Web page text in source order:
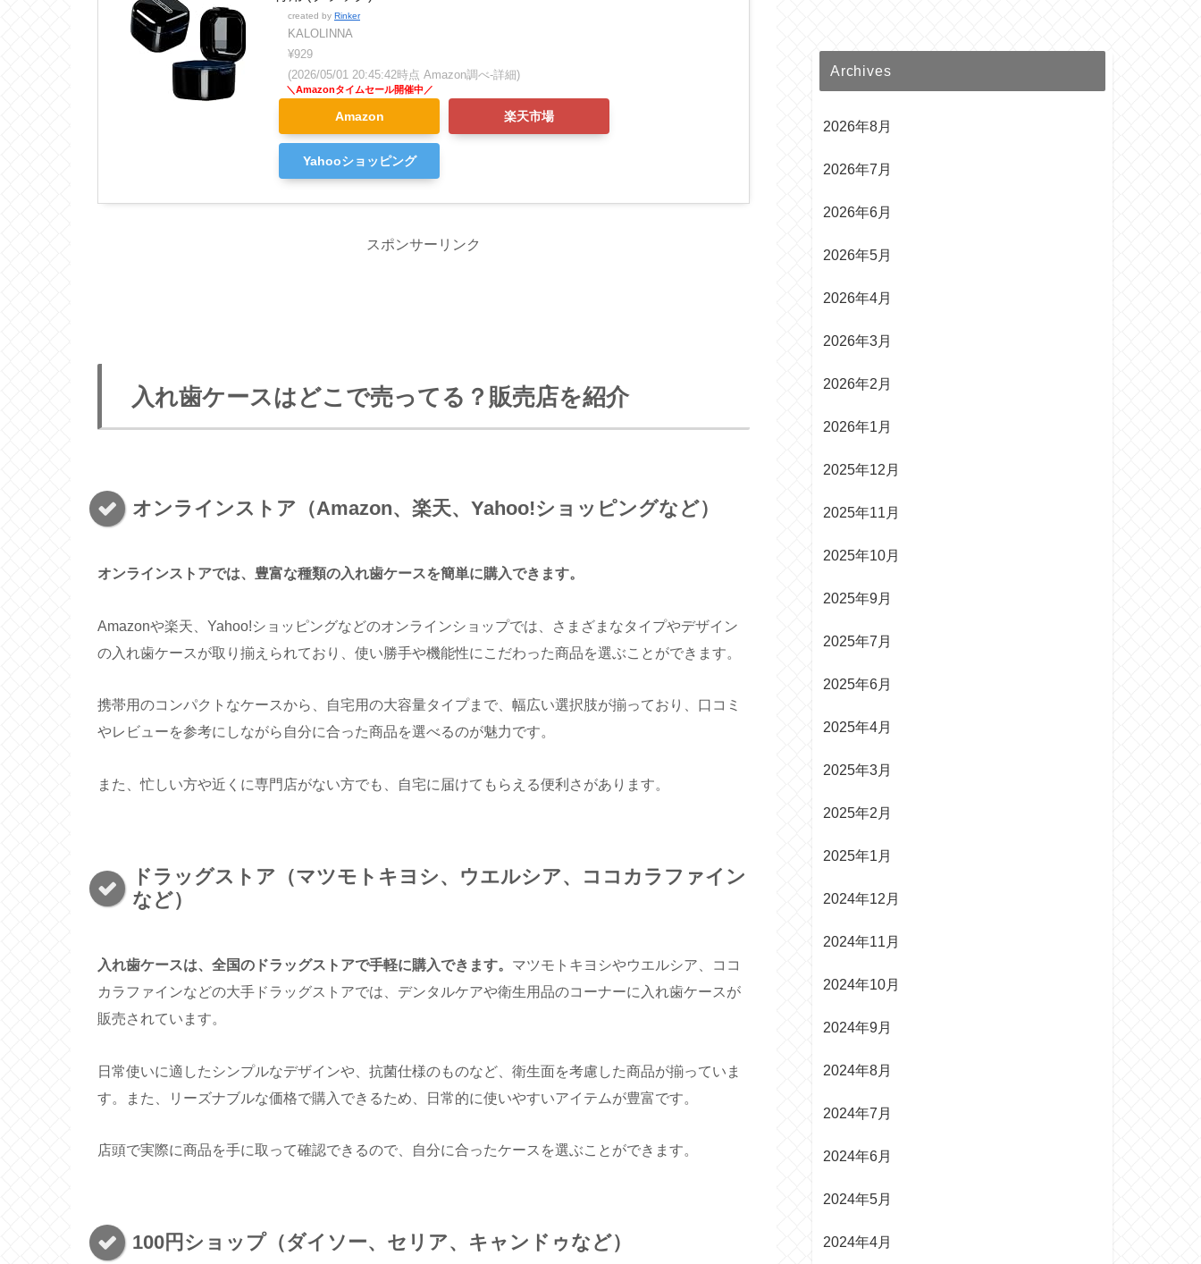
created by Rinker
KALOLINNA
¥929
(2026/05/01 20:45:42時点 Amazon調べ-詳細)
Amazon 楽天市場
Yahooショッピング
スポンサーリンク
入れ歯ケースはどこで売ってる？販売店を紹介
オンラインストア（Amazon、楽天、Yahoo!ショッピングなど）
オンラインストアでは、豊富な種類の入れ歯ケースを簡単に購入できます。
Amazonや楽天、Yahoo!ショッピングなどのオンラインショップでは、さまざまなタイプやデザイン
の入れ歯ケースが取り揃えられており、使い勝手や機能性にこだわった商品を選ぶことができます。
携帯用のコンパクトなケースから、自宅用の大容量タイプまで、幅広い選択肢が揃っており、口コミ
やレビューを参考にしながら自分に合った商品を選べるのが魅力です。
また、忙しい方や近くに専門店がない方でも、自宅に届けてもらえる便利さがあります。
ドラッグストア（マツモトキヨシ、ウエルシア、ココカラファイン
など）
入れ歯ケースは、全国のドラッグストアで手軽に購入できます。 マツモトキヨシやウエルシア、ココ
カラファインなどの大手ドラッグストアでは、デンタルケアや衛生用品のコーナーに入れ歯ケースが
販売されています。
日常使いに適したシンプルなデザインや、抗菌仕様のものなど、衛生面を考慮した商品が揃っていま
す。また、リーズナブルな価格で購入できるため、日常的に使いやすいアイテムが豊富です。
店頭で実際に商品を手に取って確認できるので、自分に合ったケースを選ぶことができます。
100円ショップ（ダイソー、セリア、キャンドゥなど）
Archives
2026年8月
2026年7月
2026年6月
2026年5月
2026年4月
2026年3月
2026年2月
2026年1月
2025年12月
2025年11月
2025年10月
2025年9月
2025年7月
2025年6月
2025年4月
2025年3月
2025年2月
2025年1月
2024年12月
2024年11月
2024年10月
2024年9月
2024年8月
2024年7月
2024年6月
2024年5月
2024年4月